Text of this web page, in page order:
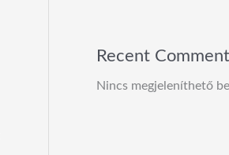
Recent
Nincs megjeleníthető